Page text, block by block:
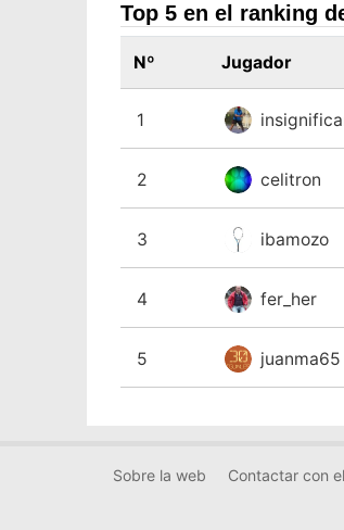
Top 5 en el ranking
Nº Jugador
1
2 celitron
3 ibamozo
4 fer_her
5 juanma65
Sobre la web Contactar con